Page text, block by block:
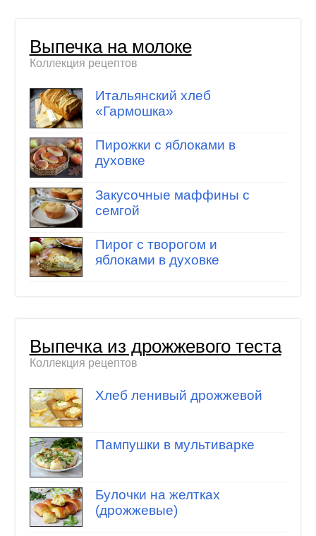
Выпечка на молоке
Коллекция рецептов
Итальянский хлеб
«Гармошка»
Пирожки с яблоками в
духовке
Закусочные маффины с
семгой
Пирог с творогом и
яблоками в духовке
Выпечка из дрожжевого теста
Коллекция рецептов
Хлеб ленивый дрожжевой
Пампушки в мультиварке
Булочки на желтках
(дрожжевые)